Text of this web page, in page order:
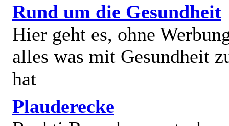
Rund um die Gesundheit
Hier geht es, ohne
alles was mit Gesundheit
hat
Plauderecke